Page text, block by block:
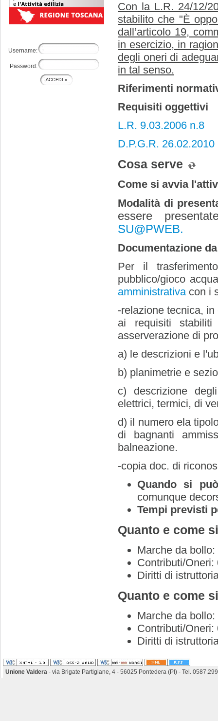
Username:
Password:
Con la L.R. 24/12/
stabilito che "È
dall’articolo 19,
in esercizio, in
degli oneri di
in tal senso.
Riferimenti
Requisiti oggettivi
L.R. 9.03.2006 n.8
D.P.G.R. 26.02.2010
Cosa serve
Come si avvia
Modalità di
essere
SU@PWEB.
Documentazione
Per il
pubblico/gioco
amministrativacon i
-relazione tecnica,
ai requisiti
asserverazione di
a) le descrizioni e
b) planimetrie e
c) descrizione
elettrici, termici, di
d) il numero ela
di bagnanti
balneazione.
-copia doc. di
Quando si
comunque
Tempi previsti
Quanto e come
Marche da
Contributi/Oneri:
Diritti di
Quanto e come
Marche da
Contributi/Oneri:
Diritti di
Unione Valdera - via Brigate Partigiane, 4 - 56025 Pontedera (PI) - Tel.